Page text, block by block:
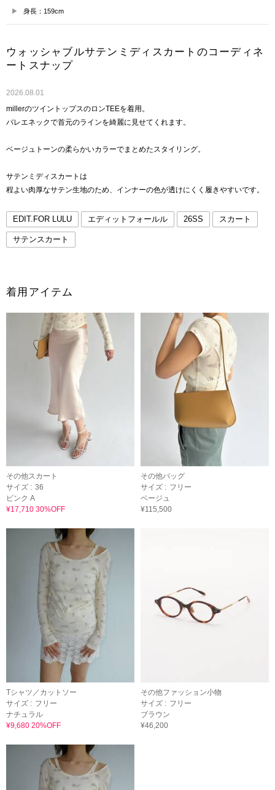
身長：159cm
ウォッシャブルサテンミディスカートのコーディネ
ートスナップ
2026.08.01
millerのツイントップスのロンTEEを着用。
バレエネックで首元のラインを綺麗に見せてくれます。
ベージュトーンの柔らかいカラーでまとめたスタイリング。
サテンミディスカートは
程よい肉厚なサテン生地のため、インナーの色が透けにくく履きやすいです。
EDIT.FOR LULU エディットフォールル 26SS スカート
サテンスカート
着用アイテム
その他スカート
サイズ : 36
ピンク A
¥17,710 30%OFF
その他バッグ
サイズ : フリー
ベージュ
¥115,500
Tシャツ／カットソー
サイズ : フリー
ナチュラル
¥9,680 20%OFF
その他ファッション小物
サイズ : フリー
ブラウン
¥46,200